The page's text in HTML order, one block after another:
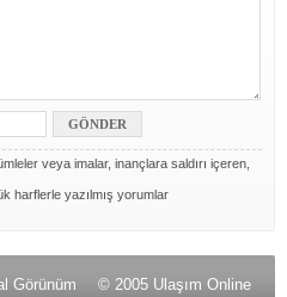
veya imalar, inançlara saldırı içeren,
harflerle yazılmış yorumlar
Görünüm © 2005 Ulaşım Online